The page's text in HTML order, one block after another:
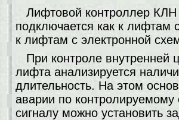
Лифтовой контроллер
подключается как к лифтам
к лифтам с электронной
При контроле внутренней
лифта анализируется
длительность. На этом
аварии по
сигналу можно установить